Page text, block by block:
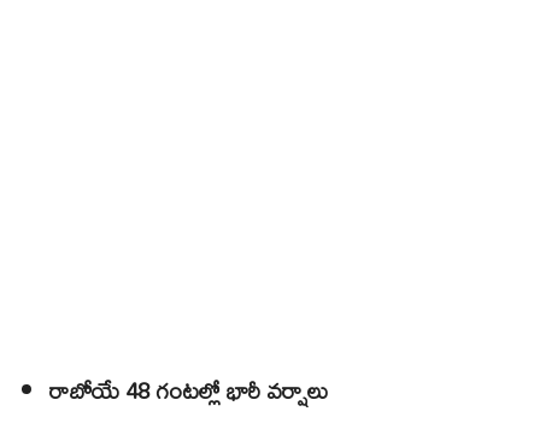
రాబోయే 48 గంటల్లో భారీ వర్షాలు